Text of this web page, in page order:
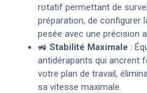
rotatif permettant de
préparation, de configurer
pesée avec une précision
🚜 Stabilité Maximale :
antidérapants qui ancrent
votre plan de travail,
sa vitesse maximale.